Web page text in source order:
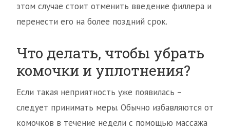
этом случае стоит отменить введение филлера и
перенести его на более поздний срок.
Что делать, чтобы убрать
комочки и уплотнения?
Если такая неприятность уже появилась –
следует принимать меры. Обычно избавляются от
комочков в течение недели с помощью массажа